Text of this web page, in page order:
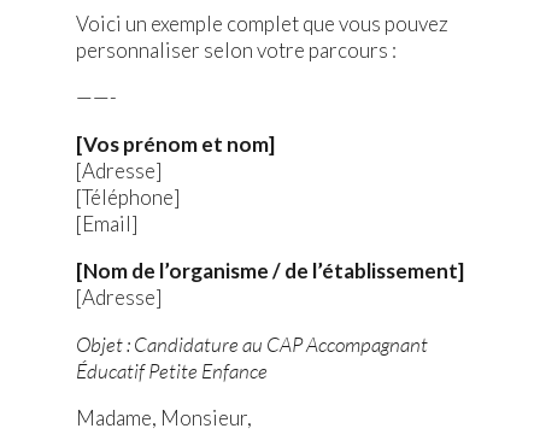
Voici un exemple complet que vous pouvez
personnaliser selon votre parcours :
——-
[Vos prénom et nom]
[Adresse]
[Téléphone]
[Email]
[Nom de l’organisme / de l’établissement]
[Adresse]
Objet : Candidature au CAP Accompagnant
Éducatif Petite Enfance
Madame, Monsieur,